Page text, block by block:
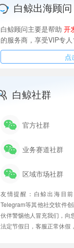
白鲸出海顾问
白鲸顾问主要是帮助 开
的服务商，享受VIP专人
点
白鲸社群
官方社群
业务赛道社群
区域市场社群
友情提醒：白鲸出海目
Telegram等其他社交软件
伙伴警惕他人冒充我们，向
法定节假日，客服正常休假